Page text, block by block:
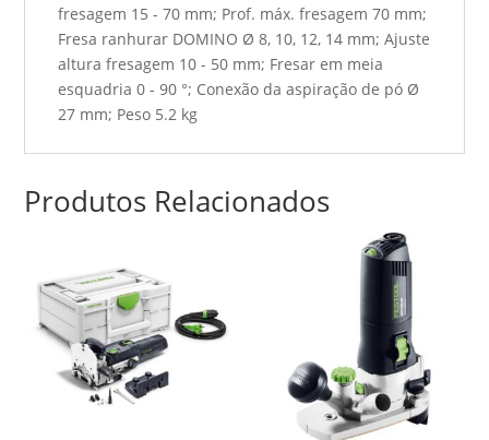
fresagem 15 - 70 mm; Prof. máx. fresagem 70 mm;
Fresa ranhurar DOMINO Ø 8, 10, 12, 14 mm; Ajuste
altura fresagem 10 - 50 mm; Fresar em meia
esquadria 0 - 90 °; Conexão da aspiração de pó Ø
27 mm; Peso 5.2 kg
Produtos Relacionados